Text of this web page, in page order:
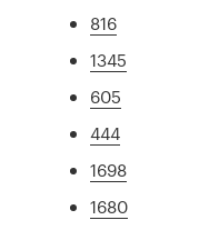
816
1345
605
444
1698
1680